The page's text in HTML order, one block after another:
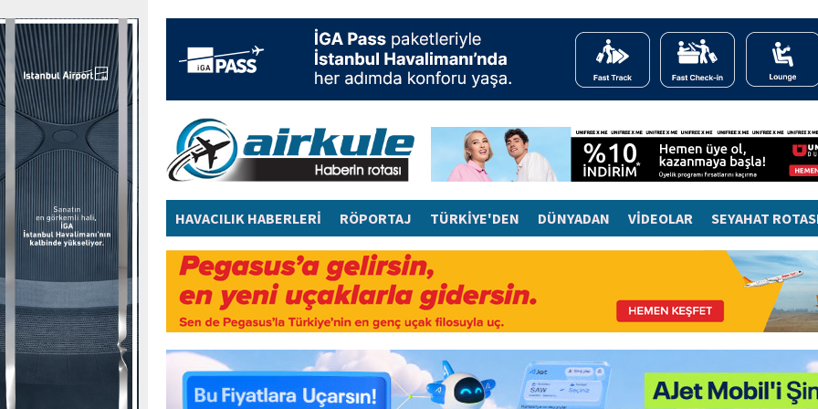
HAVACILIK HABERLERİ RÖPORTAJ TÜRKİYE'DEN DÜNYADAN VİDEOLAR SEYAHAT